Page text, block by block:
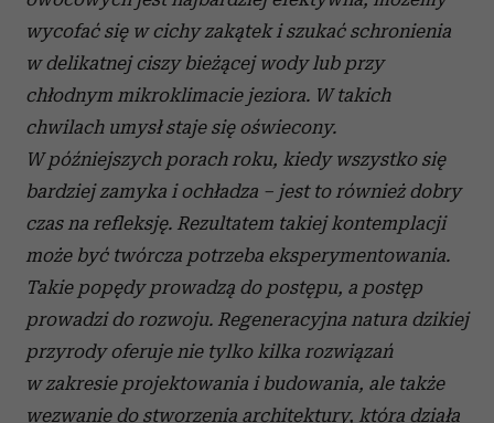
wycofać się w cichy zakątek i szukać schronienia
w delikatnej ciszy bieżącej wody lub przy
chłodnym mikroklimacie jeziora. W takich
chwilach umysł staje się oświecony.
W późniejszych porach roku, kiedy wszystko się
bardziej zamyka i ochładza – jest to również dobry
czas na refleksję. Rezultatem takiej kontemplacji
może być twórcza potrzeba eksperymentowania.
Takie popędy prowadzą do postępu, a postęp
prowadzi do rozwoju. Regeneracyjna natura dzikiej
przyrody oferuje nie tylko kilka rozwiązań
w zakresie projektowania i budowania, ale także
wezwanie do stworzenia architektury, która działa